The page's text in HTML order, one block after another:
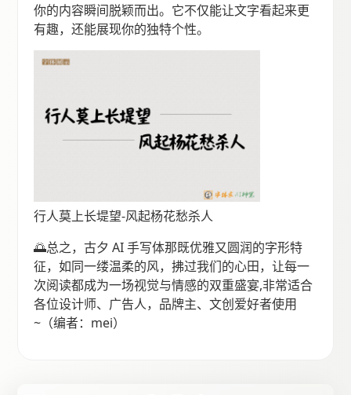
你的内容瞬间脱颖而出。它不仅能让文字看起来更
有趣，还能展现你的独特个性。
行人莫上长堤望-风起杨花愁杀人
🌅总之，古夕 AI 手写体那既优雅又圆润的字形特
征，如同一缕温柔的风，拂过我们的心田，让每一
次阅读都成为一场视觉与情感的双重盛宴,非常适合
各位设计师、广告人，品牌主、文创爱好者使用
~（编者：mei）